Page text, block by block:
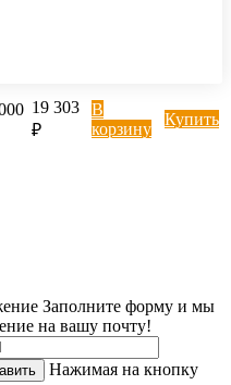
19 303
₽
В
корзину
Купить
Заполните форму и мы
на вашу почту!
Нажимая на кнопку